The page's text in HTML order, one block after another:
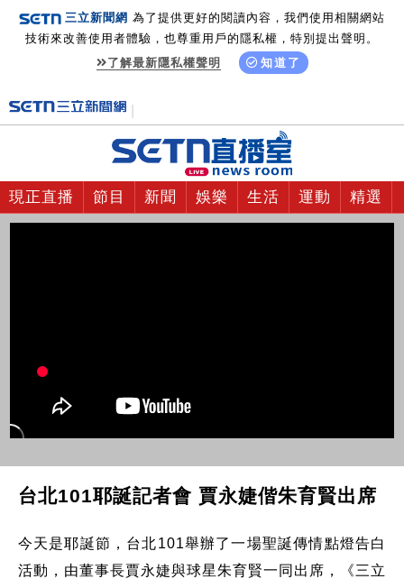
三立新聞網 為了提供更好的閱讀內容，我們使用相關網站
技術來改善使用者體驗，也尊重用戶的隱私權，特別提出聲明。
了解最新隱私權聲明
知道了
現正直播 節目 新聞 娛樂 生活 運動 精選
台北101耶誕記者會 賈永婕偕朱育賢出席
今天是耶誕節，台北101舉辦了一場聖誕傳情點燈告白
活動，由董事長賈永婕與球星朱育賢一同出席，《三立